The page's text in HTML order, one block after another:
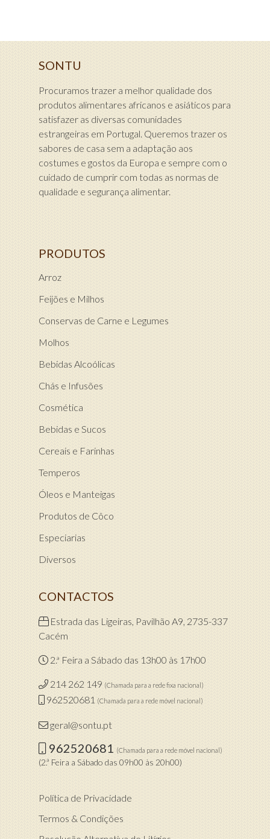
SONTU
Procuramos trazer a melhor qualidade dos
produtos alimentares africanos e asiáticos para
satisfazer as diversas comunidades
estrangeiras em Portugal. Queremos trazer os
sabores de casa sem a adaptação aos
costumes e gostos da Europa e sempre com o
cuidado de cumprir com todas as normas de
qualidade e segurança alimentar.
PRODUTOS
Arroz
Feijões e Milhos
Conservas de Carne e Legumes
Molhos
Bebidas Alcoólicas
Chás e Infusões
Cosmética
Bebidas e Sucos
Cereais e Farinhas
Temperos
Óleos e Manteigas
Produtos de Côco
Especiarias
Diversos
CONTACTOS
Estrada das Ligeiras, Pavilhão A9, 2735-337
Cacém
2.ª Feira a Sábado das 13h00 às 17h00
214 262 149 (Chamada para a rede fixa nacional)
962520681 (Chamada para a rede móvel nacional)
geral@sontu.pt
962520681 (Chamada para a rede móvel nacional)
(2.ª Feira a Sábado das 09h00 às 20h00)
Política de Privacidade
Termos & Condições